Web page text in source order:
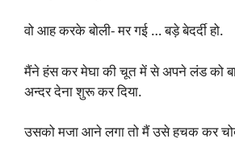
वो आह करके बोली- मर गई … बड़े बेदर्दी हो.
मैंने हंस कर मेघा की चूत में से अपने लंड को
अन्दर देना शुरू कर दिया.
उसको मजा आने लगा तो मैं उसे हचक कर